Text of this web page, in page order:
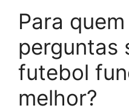
Para
perguntas
futebol
melhor?